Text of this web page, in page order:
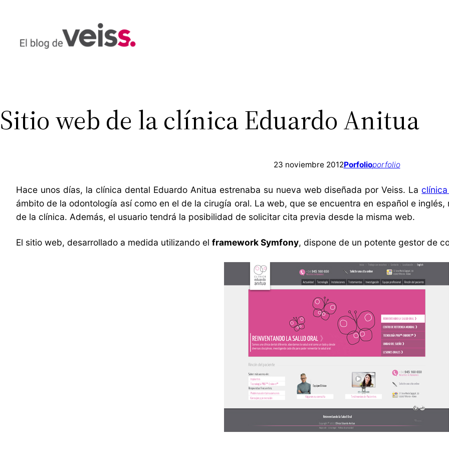
Sitio web de la clínica Eduardo Anitua
23 noviembre 2012Porfolioporfolio
Hace unos días, la clínica dental Eduardo Anitua estrenaba su nueva web diseñada por Veiss. La
ámbito de la odontología así como en el de la cirugía oral. La web, que se encuentra en español e
de la clínica. Además, el usuario tendrá la posibilidad de solicitar cita previa desde la misma web.
El sitio web, desarrollado a medida utilizando el framework Symfony, dispone de un potente gestor de